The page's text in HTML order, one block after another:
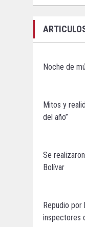
Noche de
Mitos y
del año”
Se
Bolívar
Repudio
inspectores